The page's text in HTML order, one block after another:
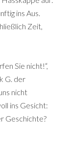
ins Aus.
Zeit,
Sie nicht!“,
G. der
nicht
ins Gesicht:
Geschichte?